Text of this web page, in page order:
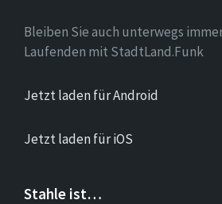
Bleiben Sie auch unterwegs
Laufenden mit StadtLand.Funk
Jetzt laden für Android
Jetzt laden für iOS
Stahle ist…